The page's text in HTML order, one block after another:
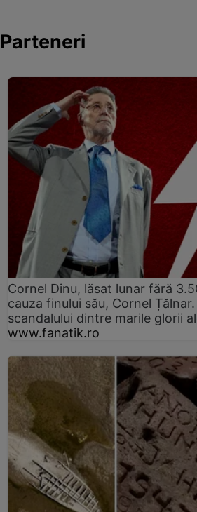
Parteneri
Cornel Dinu, lăsat lunar fără
cauza finului său, Cornel
scandalului dintre marile glorii
www.fanatik.ro